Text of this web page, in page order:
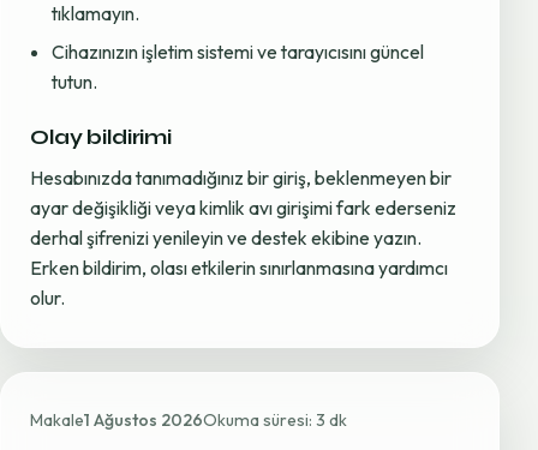
tıklamayın.
Cihazınızın işletim sistemi ve tarayıcısını güncel
tutun.
Olay bildirimi
Hesabınızda tanımadığınız bir giriş, beklenmeyen bir
ayar değişikliği veya kimlik avı girişimi fark ederseniz
derhal şifrenizi yenileyin ve destek ekibine yazın.
Erken bildirim, olası etkilerin sınırlanmasına yardımcı
olur.
Makale1 Ağustos 2026Okuma süresi: 3 dk